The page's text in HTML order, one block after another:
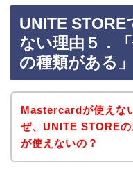
UNITE
ない理由５．
の種類がある」
Mastercardが使えな
ぜ、UNITE STORE
が使えないの？